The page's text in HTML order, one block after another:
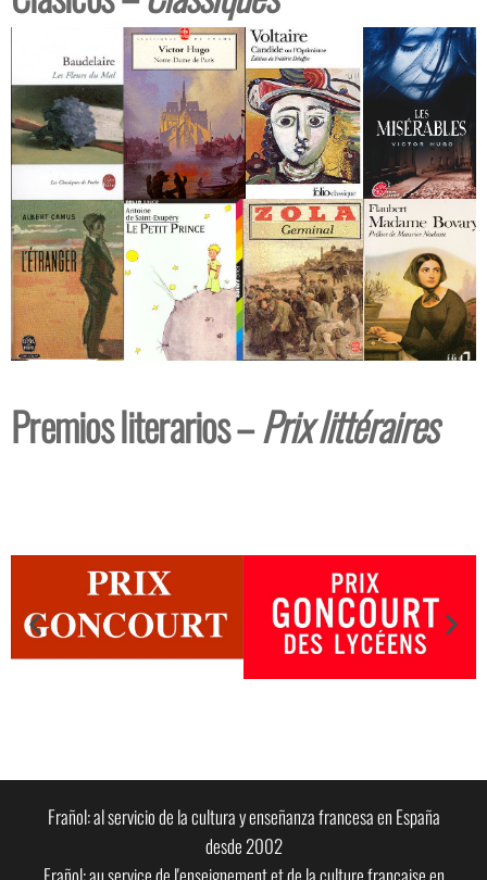
Premios literarios –Prix littéraires
Frañol: al servicio de la cultura y enseñanza francesa en España
desde 2002